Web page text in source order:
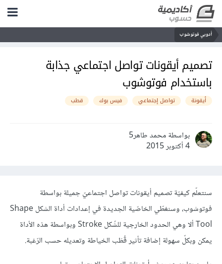
أدوبي فوتوشوب
تصميم أيقونات تواصل اجتماعي جذابة
باستخدام فوتوشوب
أيقونة تواصل إجتماعي فيس بوك قطب
بواسطة محمد طاهر5
4 أكتوبر 2015
سنتعلّم كيفيّة تصميم أيقونات تواصل اجتماعيّ جميلة بواسطة
فوتوشوب، وسنغطّي الخاصّية الجديدة في إعدادات أداة الشكل Shape
Tool ألا وهي الحدود الخارجية للشّكل Stroke وبواسطة هذه الأداة
يمكن وبكلّ سهولة إضافة تأثير قُطَب الخياطة وتعديله حسب الرّغبة.